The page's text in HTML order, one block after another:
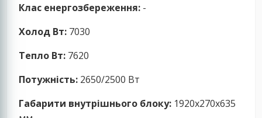
Клас енергозбереження: -
Холод Вт: 7030
Тепло Вт: 7620
Потужність: 2650/2500 Вт
Габарити внутрішнього блоку: 1920x270x635